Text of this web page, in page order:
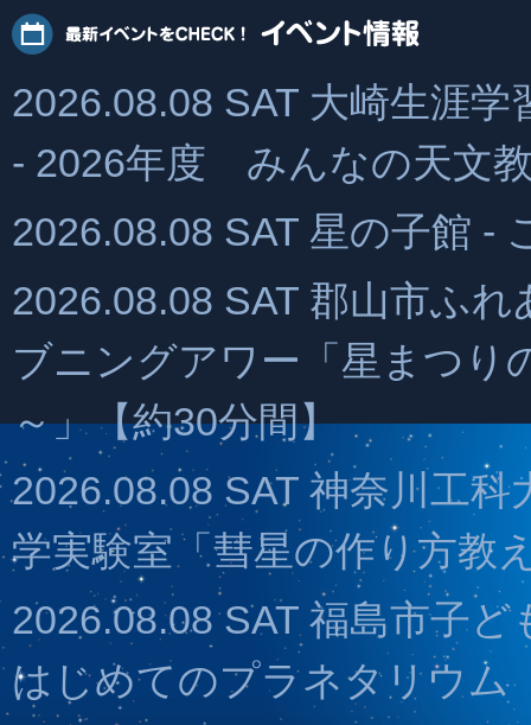
2026.08.08 SAT 大崎生涯
- 2026年度 みんなの天文
2026.08.08 SAT 星の子館 -
2026.08.08 SAT 郡山市ふ
ブニングアワー「星まつり
～」【約30分間】
2026.08.08 SAT 神奈川工
学実験室「彗星の作り方教
2026.08.08 SAT 福島市子
はじめてのプラネタリウ